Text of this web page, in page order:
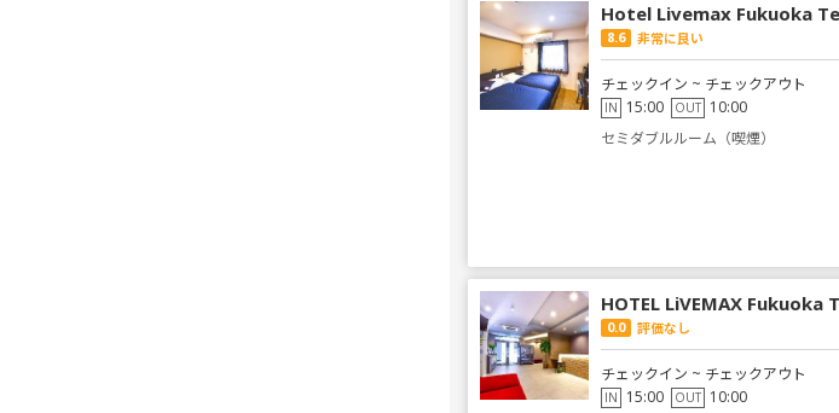
Hotel Livemax Fukuoka
8.6 非常に良い
チェックイン ~ チェックアウト
IN 15:00 OUT 10:00
セミダブルルーム（喫煙）
HOTEL LiVEMAX Fukuoka
0.0 評価なし
チェックイン ~ チェックアウト
IN 15:00 OUT 10:00